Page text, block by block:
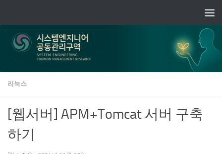
리눅스
[웹서버] APM+Tomcat 서버 구축
하기